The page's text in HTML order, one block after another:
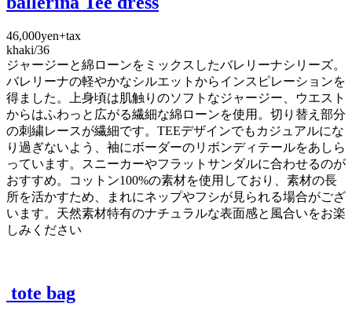
46,000yen+tax
khaki/36
ジャージーと綿ローンをミックスしたバレリーナシリーズ。
バレリーナの軽やかなシルエットからインスピレーションを
得ました。上身頃は肌触りのソフトなジャージー、ウエスト
からはふわっと広がる繊細な綿ローンを使用。切り替え部分
の刺繍レースが繊細です。TEEデザインでもカジュアルにな
り過ぎないよう、袖にボーダーのリボンディテールをあしら
っています。スニーカーやフラットサンダルに合わせるのが
おすすめ。コットン100%の素材を使用しており、素材の長
所を活かすため、まれにネップやフシが見られる場合がござ
います。天然素材特有のナチュラルな表面感と風合いをお楽
しみください
tote bag